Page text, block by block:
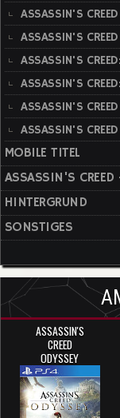
ASSASSIN'S
ASSASSIN'S
ASSASSIN'S
ASSASSIN'S
ASSASSIN'S
ASSASSIN'S CREED
MOBILE TITEL
ASSASSIN'S CREED
HINTERGRUND
SONSTIGES
ASSASSIN'S
CREED
ODYSSEY